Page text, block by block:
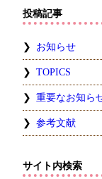
投稿記事
お知らせ
TOPICS
重要なお知ら
参考文献
サイト内検索